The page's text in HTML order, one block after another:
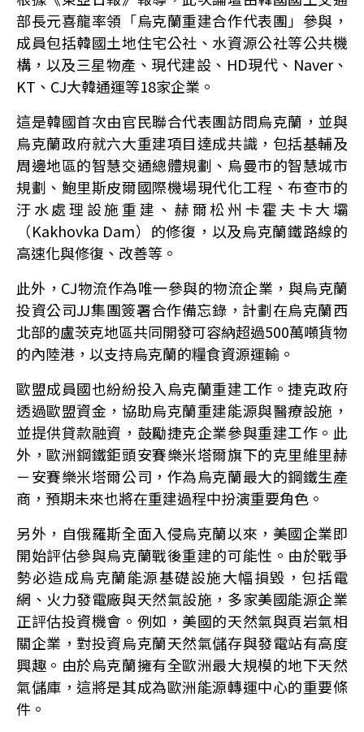
部長元喜龍率領「烏克蘭重建合作代表團」參與，
成員包括韓國土地住宅公社、水資源公社等公共機
構，以及三星物產、現代建設、HD現代、Naver、
KT、CJ大韓通運等18家企業。
這是韓國首次由官民聯合代表團訪問烏克蘭，並與
烏克蘭政府就六大重建項目達成共識，包括基輔及
周邊地區的智慧交通總體規劃、烏曼市的智慧城市
規劃、鮑里斯皮爾國際機場現代化工程、布查市的
汙水處理設施重建、赫爾松州卡霍夫卡大壩
（Kakhovka Dam）的修復，以及烏克蘭鐵路線的
高速化與修復、改善等。
此外，CJ物流作為唯一參與的物流企業，與烏克蘭
投資公司JJ集團簽署合作備忘錄，計劃在烏克蘭西
北部的盧茨克地區共同開發可容納超過500萬噸貨物
的內陸港，以支持烏克蘭的糧食資源運輸。
歐盟成員國也紛紛投入烏克蘭重建工作。捷克政府
透過歐盟資金，協助烏克蘭重建能源與醫療設施，
並提供貸款融資，鼓勵捷克企業參與重建工作。此
外，歐洲鋼鐵鉅頭安賽樂米塔爾旗下的克里維里赫
－安賽樂米塔爾公司，作為烏克蘭最大的鋼鐵生產
商，預期未來也將在重建過程中扮演重要角色。
另外，自俄羅斯全面入侵烏克蘭以來，美國企業即
開始評估參與烏克蘭戰後重建的可能性。由於戰爭
勢必造成烏克蘭能源基礎設施大幅損毀，包括電
網、火力發電廠與天然氣設施，多家美國能源企業
正評估投資機會。例如，美國的天然氣與頁岩氣相
關企業，對投資烏克蘭天然氣儲存與發電站有高度
興趣。由於烏克蘭擁有全歐洲最大規模的地下天然
氣儲庫，這將是其成為歐洲能源轉運中心的重要條
件。